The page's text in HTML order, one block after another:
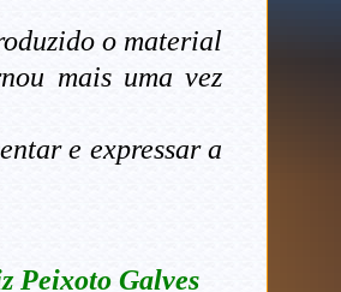
o material
mais uma vez
e expressar a
Peixoto Galves